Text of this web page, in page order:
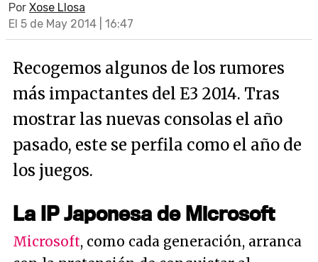
Por Xose Llosa
El 5 de May 2014 | 16:47
Recogemos algunos de los rumores
más impactantes del E3 2014. Tras
mostrar las nuevas consolas el año
pasado, este se perfila como el año de
los juegos.
La IP Japonesa de Microsoft
Microsoft, como cada generación, arranca